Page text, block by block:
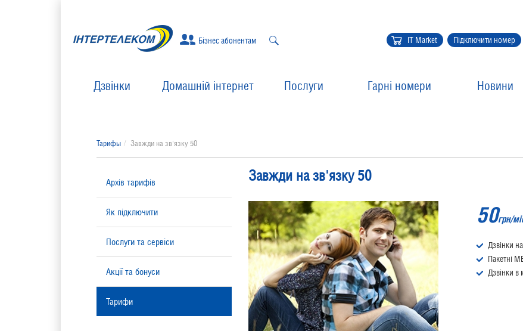
Бізнес абонентам IT Market Підключити номер
Дзвінки Домашній інтернет Послуги Гарні номери Новини
Тарифы Завжди на зв'язку 50
Архів тарифів
Як підключити
Послуги та сервіси
Акції та бонуси
Тарифи
Завжди на зв'язку 50
50грн/
Дзвінки
Пакетні
Дзвінки в